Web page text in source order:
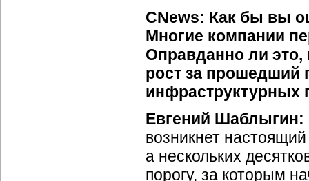
CNews: Как бы вы
Многие компании
Оправданно ли
рост за прошедший
инфраструктурных
Евгений Шаблыгин:
возникнет
а нескольких
порогу, за которым